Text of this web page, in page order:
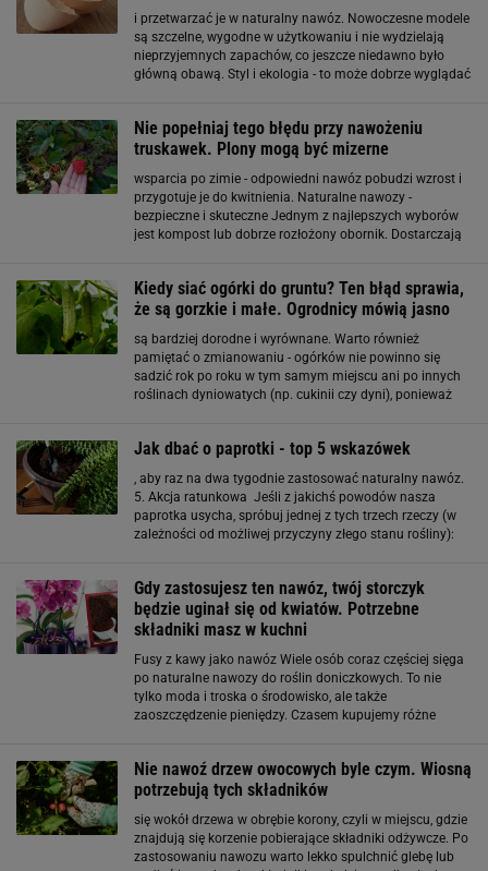
i przetwarzać je w naturalny nawóz. Nowoczesne modele
są szczelne, wygodne w użytkowaniu i nie wydzielają
nieprzyjemnych zapachów, co jeszcze niedawno było
główną obawą. Styl i ekologia - to może dobrze wyglądać
Nie popełniaj tego błędu przy nawożeniu
truskawek. Plony mogą być mizerne
wsparcia po zimie - odpowiedni nawóz pobudzi wzrost i
przygotuje je do kwitnienia. Naturalne nawozy -
bezpieczne i skuteczne Jednym z najlepszych wyborów
jest kompost lub dobrze rozłożony obornik. Dostarczają
Kiedy siać ogórki do gruntu? Ten błąd sprawia,
że są gorzkie i małe. Ogrodnicy mówią jasno
są bardziej dorodne i wyrównane. Warto również
pamiętać o zmianowaniu - ogórków nie powinno się
sadzić rok po roku w tym samym miejscu ani po innych
roślinach dyniowatych (np. cukinii czy dyni), ponieważ
nawozy
Jak dbać o paprotki - top 5 wskazówek
, aby raz na dwa tygodnie zastosować naturalny nawóz.
5. Akcja ratunkowa Jeśli z jakichś powodów nasza
paprotka usycha, spróbuj jednej z tych trzech rzeczy (w
zależności od możliwej przyczyny złego stanu rośliny):
Gdy zastosujesz ten nawóz, twój storczyk
będzie uginał się od kwiatów. Potrzebne
składniki masz w kuchni
Fusy z kawy jako nawóz Wiele osób coraz częściej sięga
po naturalne nawozy do roślin doniczkowych. To nie
tylko moda i troska o środowisko, ale także
zaoszczędzenie pieniędzy. Czasem kupujemy różne
Nie nawoź drzew owocowych byle czym. Wiosną
potrzebują tych składników
się wokół drzewa w obrębie korony, czyli w miejscu, gdzie
znajdują się korzenie pobierające składniki odżywcze. Po
zastosowaniu nawozu warto lekko spulchnić glebę lub